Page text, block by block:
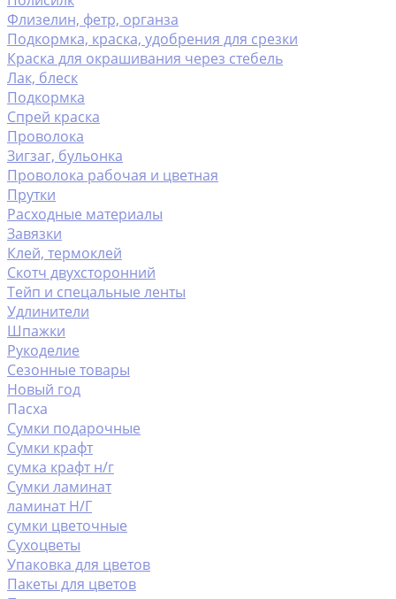
Флизелин, фетр, органза
Подкормка, краска, удобрения для срезки
Краска для окрашивания через стебель
Лак, блеск
Подкормка
Спрей краска
Проволока
Зигзаг, бульонка
Проволока рабочая и цветная
Прутки
Расходные материалы
Завязки
Клей, термоклей
Скотч двухсторонний
Тейп и спецальные ленты
Удлинители
Шпажки
Рукоделие
Сезонные товары
Новый год
Пасха
Сумки подарочные
Сумки крафт
сумка крафт н/г
Сумки ламинат
ламинат Н/Г
сумки цветочные
Сухоцветы
Упаковка для цветов
Пакеты для цветов